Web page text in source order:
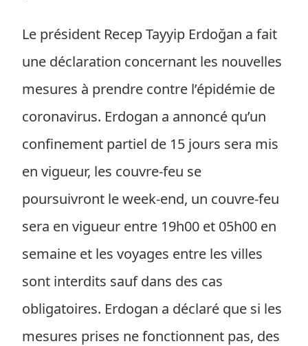
Le président Recep Tayyip Erdoğan a fait
une déclaration concernant les nouvelles
mesures à prendre contre l’épidémie de
coronavirus. Erdogan a annoncé qu’un
confinement partiel de 15 jours sera mis
en vigueur, les couvre-feu se
poursuivront le week-end, un couvre-feu
sera en vigueur entre 19h00 et 05h00 en
semaine et les voyages entre les villes
sont interdits sauf dans des cas
obligatoires. Erdogan a déclaré que si les
mesures prises ne fonctionnent pas, des